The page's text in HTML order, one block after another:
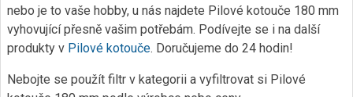
nebo je to vaše hobby, u nás najdete Pilové kotouče 180 mm
vyhovující přesně vašim potřebám. Podívejte se i na další
produkty v Pilové kotouče. Doručujeme do 24 hodin!
Nebojte se použít filtr v kategorii a vyfiltrovat si Pilové